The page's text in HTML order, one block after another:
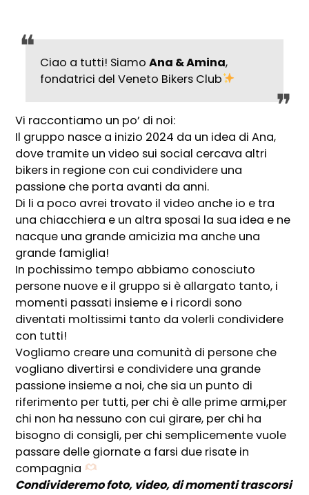
Ciao a tutti! SiamoAna & Amina,
fondatrici del Veneto Bikers Club
Vi raccontiamo un po’ di noi:
Il gruppo nasce a inizio 2024 da un idea di Ana,
dove tramite un video sui social cercava altri
bikers in regione con cui condividere una
passione che porta avanti da anni.
Di li a poco avrei trovato il video anche io e tra
una chiacchiera e un altra sposai la sua idea e ne
nacque una grande amicizia ma anche una
grande famiglia!
In pochissimo tempo abbiamo conosciuto
persone nuove e il gruppo si è allargato tanto, i
momenti passati insieme e i ricordi sono
diventati moltissimi tanto da volerli condividere
con tutti!
Vogliamo creare una comunità di persone che
vogliano divertirsi e condividere una grande
passione insieme a noi, che sia un punto di
riferimento per tutti, per chi è alle prime armi,per
chi non ha nessuno con cui girare, per chi ha
bisogno di consigli, per chi semplicemente vuole
passare delle giornate a farsi due risate in
compagnia
Condivideremo foto, video, di momenti trascorsi